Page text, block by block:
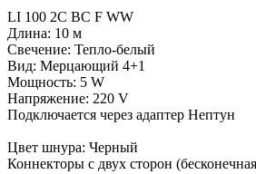
LI 100 2C BC F WW
Длина: 10 м
Свечение: Тепло-белый
Вид: Мерцающий 4+1
Мощность: 5 W
Напряжение: 220 V
Подключается через адаптер Нептун
Цвет шнура: Черный
Коннекторы с двух сторон